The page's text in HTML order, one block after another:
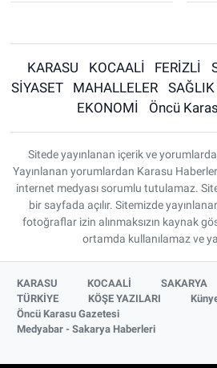
KARASU KOCAALİ FERİZLİ
SİYASET
MAHALLELER SAĞLIK
EKONOMİ
Öncü
Sitede yayınlanan içerik ve
Yayınlanan yorumlardan Karasu
internet medyası sorumlu tutulamaz.
bir sayfada açılır. Sitemizde
fotoğraflar izin alınmaksızın kaynak
ortamda kullanılamaz ve
KARASU KOCAALİ
SAKARYA
TÜRKİYE
KÖŞE YAZILARI
Öncü Karasu Gazetesi
Medyabar - Sakarya Haberleri